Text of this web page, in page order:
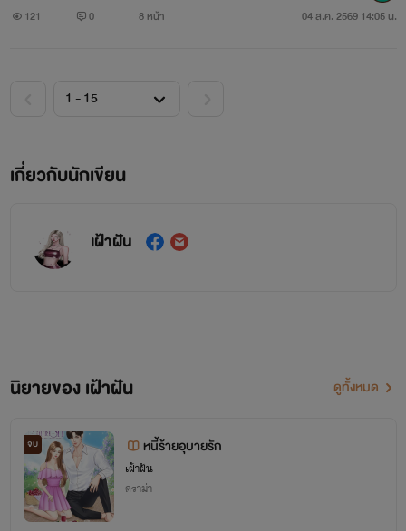
121 0 8 หน้า 04 ส.ค. 2569 14:05 น.
เกี่ยวกับนักเขียน
เฝ้าฝัน
นิยายของ เฝ้าฝัน ดูทั้งหมด
จบ หนี้ร้ายอุบายรัก
เฝ้าฝัน
ดราม่า